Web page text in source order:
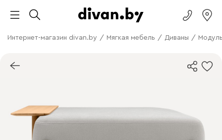
Интернет-магазин divan.by / Мягкая мебель / Диваны /